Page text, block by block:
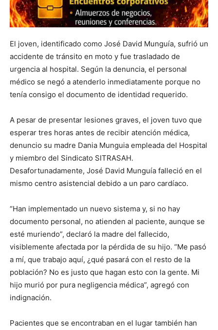
El joven, identificado como José David Munguía, sufrió un
accidente de tránsito en moto y fue trasladado de
urgencia al hospital. Según la denuncia, el personal
médico se negó a atenderlo inmediatamente porque no
tenía consigo el documento de identidad requerido.
A pesar de presentar lesiones graves, el joven tuvo que
esperar tres horas antes de recibir atención médica,
denuncio su madre Dania Munguia empleada del Hospital
y miembro del Sindicato SITRASAH.
Desafortunadamente, José David Munguía falleció en el
mismo centro asistencial debido a un paro cardíaco.
“Han implementado un nuevo sistema y, si no hay
documento personal, no atienden al paciente, aunque se
esté muriendo”, declaró la madre del fallecido,
visiblemente afectada por la pérdida de su hijo. “Me pasó
a mí, que trabajo aquí, ¿qué pasará con el resto de la
población? No es justo que hagan esto con la gente. Mi
hijo murió por pura negligencia médica”, agregó con
indignación.
Pacientes que se encontraban en el lugar también han